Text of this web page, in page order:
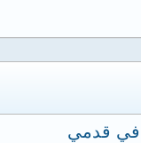
في قدمي